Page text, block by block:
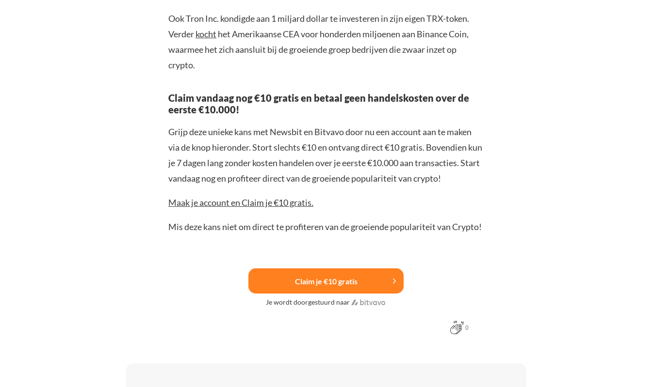
Ook Tron Inc. kondigde aan 1 miljard dollar te investeren in zijn eigen TRX-token.
Verderkocht het Amerikaanse CEA voor honderden miljoenen aan Binance Coin,
waarmee het zich aansluit bij de groeiende groep bedrijven die zwaar inzet op
crypto.
Claim vandaag nog €10 gratis en betaal geen handelskosten over de
eerste €10.000!
Grijp deze unieke kans met Newsbit en Bitvavo door nu een account aan te maken
via de knop hieronder. Stort slechts €10 en ontvang direct €10 gratis. Bovendien kun
je 7 dagen lang zonder kosten handelen over je eerste €10.000 aan transacties. Start
vandaag nog en profiteer direct van de groeiende populariteit van crypto!
Maak je account en Claim je €10 gratis.
Mis deze kans niet om direct te profiteren van de groeiende populariteit van Crypto!
Claim je €10 gratis
Je wordt doorgestuurd naar
0